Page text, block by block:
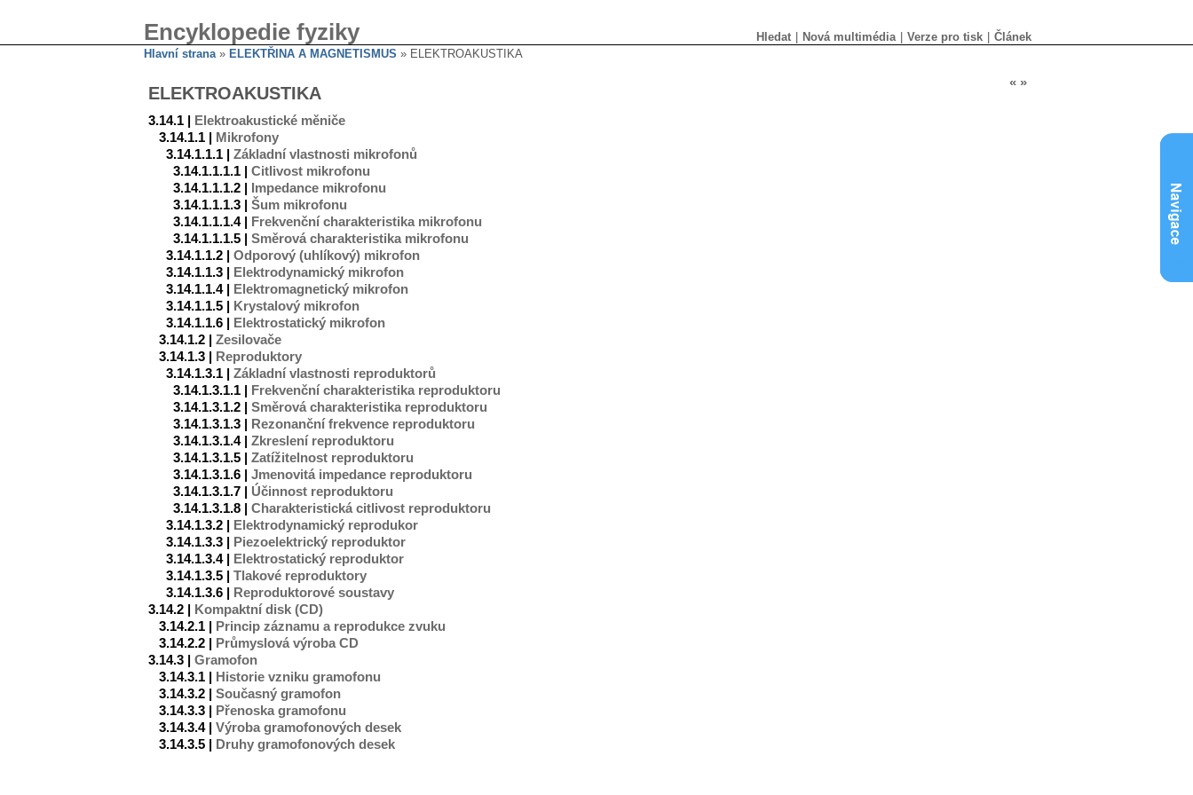
Encyklopedie fyziky Hledat Nová multimédia Verze pro tisk
Článek
Hlavní strana» ELEKTŘINA A MAGNETISMUS » ELEKTROAKUSTIKA
« »
ELEKTROAKUSTIKA
3.14.1 |
Elektroakustické měniče
3.14.1.1 |
Mikrofony
3.14.1.1.1 | Základní vlastnosti mikrofonů
3.14.1.1.1.1 | Citlivost mikrofonu
3.14.1.1.1.2 |
Impedance mikrofonu
3.14.1.1.1.3 | Šum mikrofonu
3.14.1.1.1.4 |
Frekvenční charakteristika mikrofonu
3.14.1.1.1.5 | Směrová charakteristika mikrofonu
3.14.1.1.2 | Odporový (uhlíkový) mikrofon
3.14.1.1.3 |
Elektrodynamický mikrofon
3.14.1.1.4 |
Elektromagnetický mikrofon
3.14.1.1.5 |
Krystalový mikrofon
3.14.1.1.6 |
Elektrostatický mikrofon
3.14.1.2 | Zesilovače
3.14.1.3 |
Reproduktory
3.14.1.3.1 | Základní vlastnosti reproduktorů
3.14.1.3.1.1 |
Frekvenční charakteristika reproduktoru
3.14.1.3.1.2 | Směrová charakteristika reproduktoru
3.14.1.3.1.3 |
Rezonanční frekvence reproduktoru
3.14.1.3.1.4 | Zkreslení reproduktoru
3.14.1.3.1.5 | Zatížitelnost reproduktoru
3.14.1.3.1.6 | Jmenovitá impedance reproduktoru
3.14.1.3.1.7 | Účinnost reproduktoru
3.14.1.3.1.8 | Charakteristická citlivost reproduktoru
3.14.1.3.2 |
Elektrodynamický reprodukor
3.14.1.3.3 |
Piezoelektrický reproduktor
3.14.1.3.4 |
Elektrostatický reproduktor
3.14.1.3.5 | Tlakové reproduktory
3.14.1.3.6 |
Reproduktorové soustavy
3.14.2 |
Kompaktní disk (CD)
3.14.2.1 |
Princip záznamu a reprodukce zvuku
3.14.2.2 |
Průmyslová výroba CD
3.14.3 | Gramofon
3.14.3.1 |
Historie vzniku gramofonu
3.14.3.2 | Současný gramofon
3.14.3.3 |
Přenoska gramofonu
3.14.3.4 | Výroba gramofonových desek
3.14.3.5 |
Druhy gramofonových desek